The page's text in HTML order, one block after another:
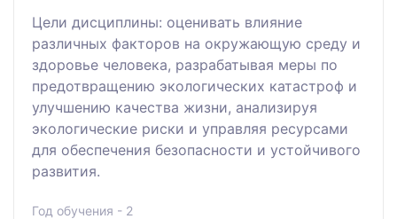
Цели дисциплины: оценивать влияние
различных факторов на окружающую среду и
здоровье человека, разрабатывая меры по
предотвращению экологических катастроф и
улучшению качества жизни, анализируя
экологические риски и управляя ресурсами
для обеспечения безопасности и устойчивого
развития.
Год обучения - 2